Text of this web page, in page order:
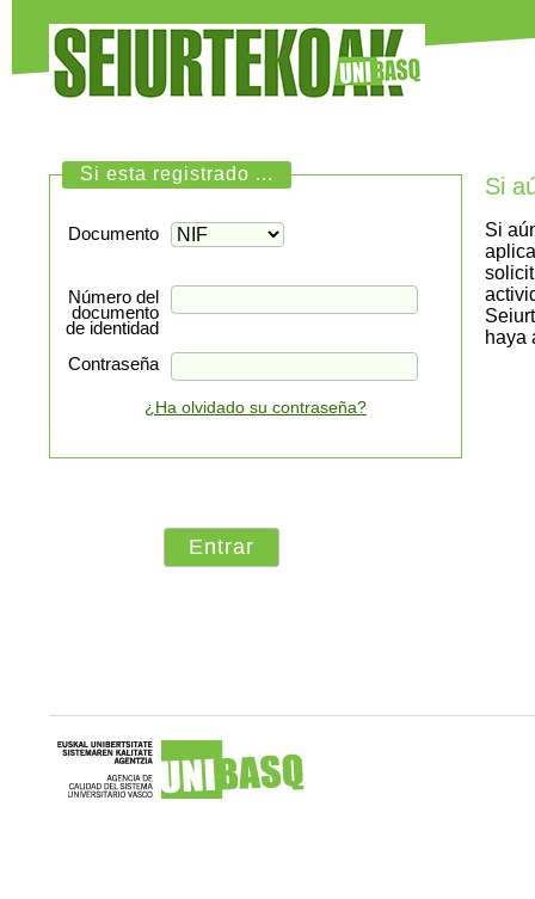
Si esta registrado ...
Documento
Número del
documento
de identidad
Contraseña
¿Ha olvidado su contraseña?
Si
Si
haya